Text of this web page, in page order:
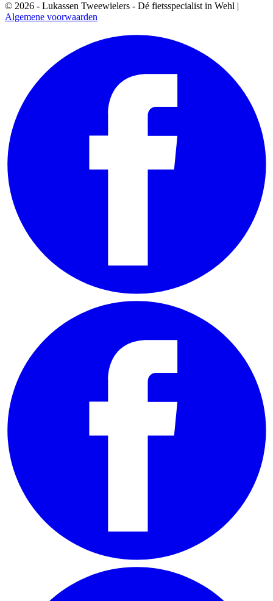
© 2026 - Lukassen Tweewielers - Dé fietsspecialist in Wehl |
Algemene voorwaarden